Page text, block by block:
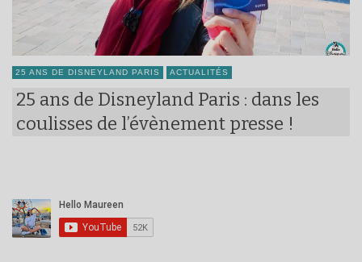
25 ANS DE DISNEYLAND PARIS ACTUALITÉS
25 ans de Disneyland Paris : dans les
coulisses de l’évènement presse !